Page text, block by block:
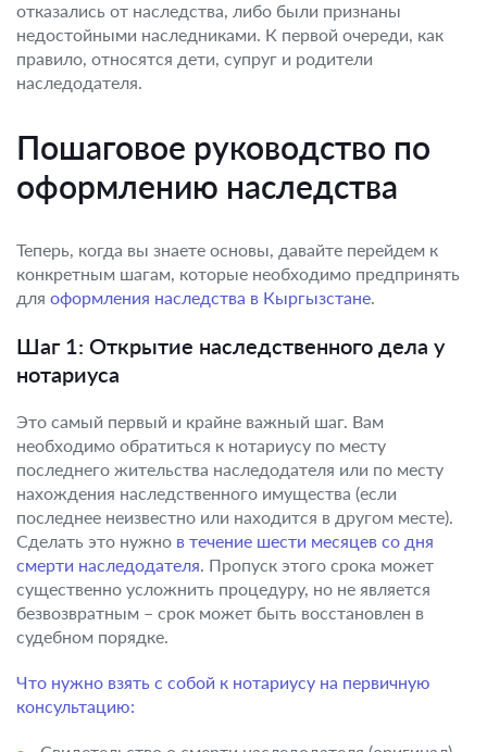
отказались от наследства, либо были признаны
недостойными наследниками. К первой очереди, как
правило, относятся дети, супруг и родители
наследодателя.
Пошаговое руководство по
оформлению наследства
Теперь, когда вы знаете основы, давайте перейдем к
конкретным шагам, которые необходимо предпринять
для оформления наследства в Кыргызстане.
Шаг 1: Открытие наследственного дела у
нотариуса
Это самый первый и крайне важный шаг. Вам
необходимо обратиться к нотариусу по месту
последнего жительства наследодателя или по месту
нахождения наследственного имущества (если
последнее неизвестно или находится в другом месте).
Сделать это нужно в течение шести месяцев со дня
смерти наследодателя. Пропуск этого срока может
существенно усложнить процедуру, но не является
безвозвратным – срок может быть восстановлен в
судебном порядке.
Что нужно взять с собой к нотариусу на первичную
консультацию: